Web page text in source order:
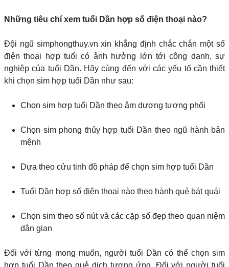
Những tiêu chí xem tuổi Dần hợp số điện thoại nào?
Đội ngũ simphongthuy.vn xin khẳng định chắc chắn một số
điện thoại hợp tuổi có ảnh hưởng lớn tới công danh, sự
nghiệp của tuổi Dần. Hãy cùng đến với các yếu tố cần thiết
khi chọn sim hợp tuổi Dần như sau:
Chọn sim hợp tuổi Dần theo âm dương tương phối
Chọn sim phong thủy hợp tuổi Dần theo ngũ hành bản
mệnh
Dựa theo cửu tinh đồ pháp để chọn sim hợp tuổi Dần
Tuổi Dần hợp số điện thoại nào theo hành quẻ bát quái
Chọn sim theo số nút và các cặp số đẹp theo quan niệm
dân gian
Đối với từng mong muốn, người tuổi Dần có thể chọn sim
hợp tuổi Dần theo quẻ dịch tương ứng. Đối với người tuổi